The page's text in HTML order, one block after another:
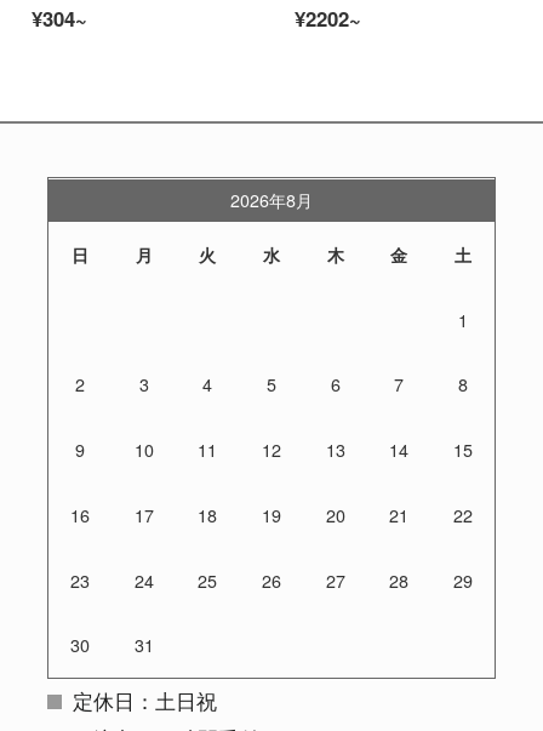
¥304~
¥2202~
2026年8月
日 月 火 水 木 金 土
1
2 3 4 5 6 7 8
9 10 11 12 13 14 15
16 17 18 19 20 21 22
23 24 25 26 27 28 29
30 31
定休日：土日祝